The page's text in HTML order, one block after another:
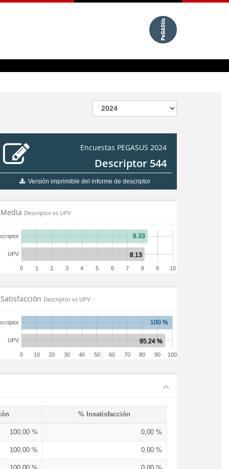
Encuestas PEGASUS 2024
Descriptor 544
Versión imprimible del informe de descriptor
Media Descriptor vs UPV
0 1 2 3 4 5 6 7 8 9 10
UPV
Satisfacción Descriptor vs UPV
0 10 20 30 40 50 60 70 80 90 100
UPV
% Insatisfacción
100,00 % 0,00 %
100,00 % 0,00 %